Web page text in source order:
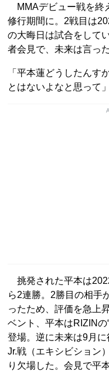
MMAデビュー戦を終
修行期間に。2戦目は
の大晦日は試合をして
者会見で、未来は言った
「平本蓮どうしたんす
とはないよなと思って」
挑発された平本は
ら2連勝。2勝目の相手
ったため、評価を急上
ベント、平本はRIZINの
登場。逆に未来は9月
Jr.戦（エキシビション
り欠場した。会見で平